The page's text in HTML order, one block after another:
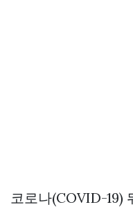
코로나(COVID-19)